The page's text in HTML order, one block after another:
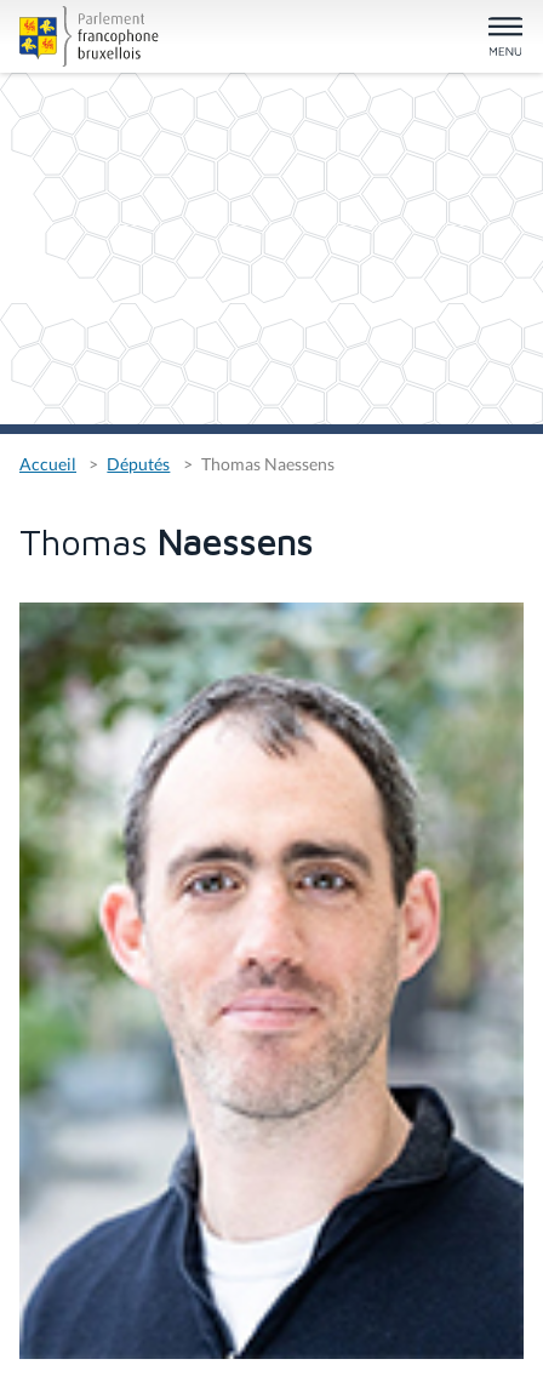
Accueil Députés Thomas Naessens
Thomas Naessens